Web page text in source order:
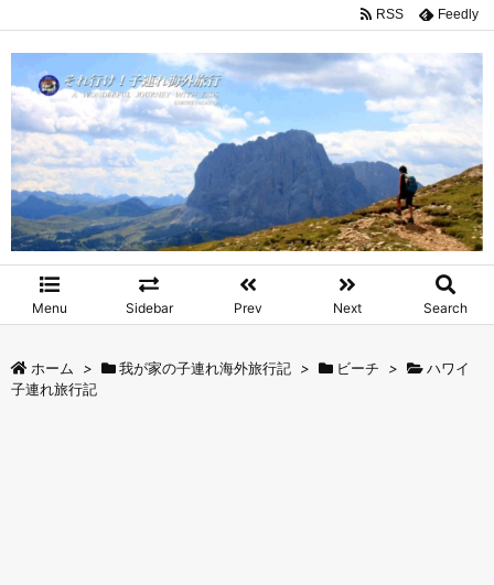
Menu Sidebar Prev Next Search
RSS Feedly
ホーム > 我が家の子連れ海外旅行記 > ビーチ >
ハワイ
子連れ旅行記